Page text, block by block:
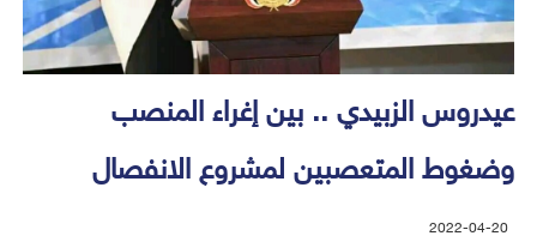
عيدروس الزبيدي .. بين إغراء المنصب
وضغوط المتعصبين لمشروع الانفصال
2022-04-20